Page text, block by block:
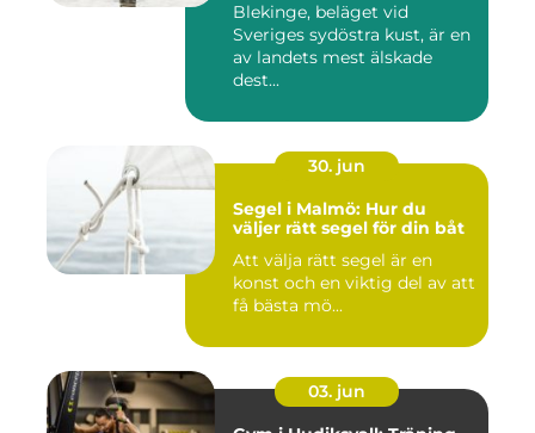
Blekinge, beläget vid
Sveriges sydöstra kust, är en
av landets mest älskade
dest...
30. jun
Segel i Malmö: Hur du
väljer rätt segel för din båt
Att välja rätt segel är en
konst och en viktig del av att
få bästa mö...
03. jun